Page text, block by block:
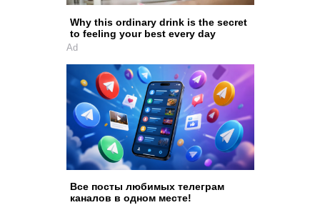
Why this ordinary drink is the secret
to feeling your best every day
Ad
Все посты любимых телеграм
каналов в одном месте!